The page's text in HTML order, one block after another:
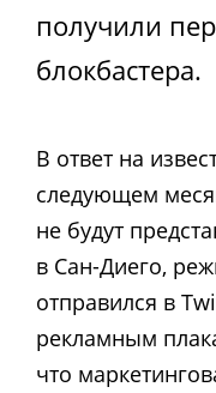
получили
блокбастера.
В ответ на
следующем
не будут
в Сан-Диего,
отправился в
рекламным
что